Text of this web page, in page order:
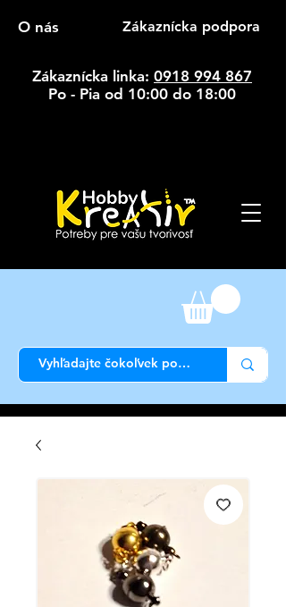
O nás Zákaznícka podpora
Zákaznícka linka: 0918 994 867
Po - Pia od 10:00 do 18:00